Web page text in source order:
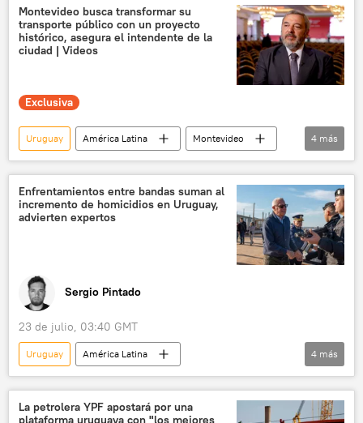
Javier Milei
Santa Sede
Casa Rosada
Argentina
Papa Francisco
Montevideo busca transformar su
transporte público con un proyecto
histórico, asegura el intendente de la
ciudad | Videos
Exclusiva
Uruguay América Latina
Montevideo
Rusia
Moscú
transporte público
transporte
4 más
Enfrentamientos entre bandas suman al
incremento de homicidios en Uruguay,
advierten expertos
Sergio Pintado
23 de julio, 03:40 GMT
Uruguay
América Latina
💬 Opinión y Análisis
seguridad
Yamandú Orsi
Montevideo
4 más
La petrolera YPF apostará por una
plataforma uruguaya con "los mejores